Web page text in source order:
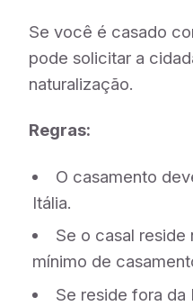
Se você é casado
pode solicitar a
naturalização.
Regras:
O casamento
Itália.
Se o casal reside
mínimo de
Se reside fora da